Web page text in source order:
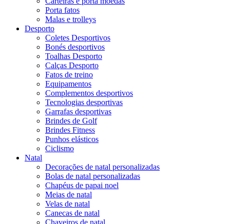
Porta fatos
Malas e trolleys
Desporto
Coletes Desportivos
Bonés desportivos
Toalhas Desporto
Calças Desporto
Fatos de treino
Equipamentos
Complementos desportivos
Tecnologias desportivas
Garrafas desportivas
Brindes de Golf
Brindes Fitness
Punhos elásticos
Ciclismo
Natal
Decorações de natal personalizadas
Bolas de natal personalizadas
Chapéus de papai noel
Meias de natal
Velas de natal
Canecas de natal
Chaveiros de natal